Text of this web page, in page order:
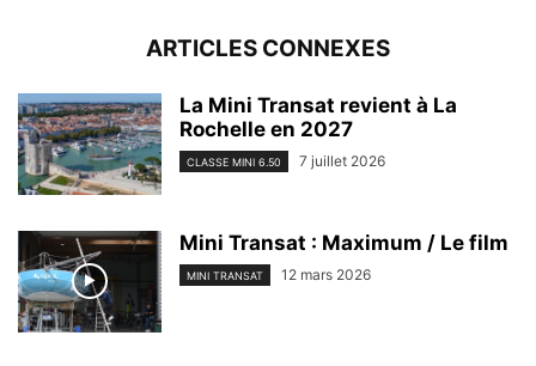
ARTICLES CONNEXES
La Mini Transat revient à La
Rochelle en 2027
CLASSE MINI 6.50 7 juillet 2026
Mini Transat : Maximum / Le film
MINI TRANSAT 12 mars 2026